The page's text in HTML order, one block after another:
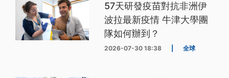
57天研發疫苗對抗非洲伊
波拉最新疫情 牛津大學團
隊如何辦到？
2026-07-30 18:38 全球